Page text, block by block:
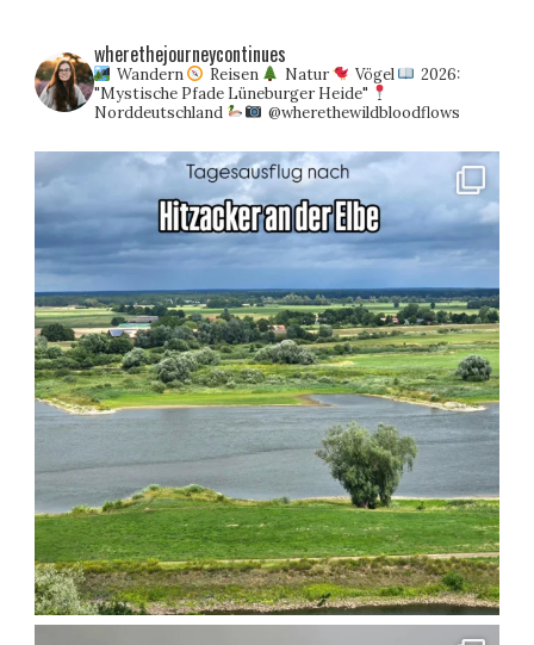
wherethejourneycontinues
Wandern Reisen Natur Vögel
2026:
"Mystische Pfade Lüneburger Heide"
Norddeutschland
@wherethewildbloodflows